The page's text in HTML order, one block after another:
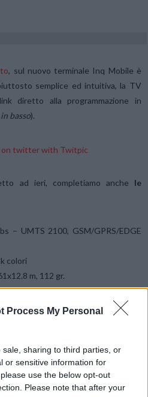
Process My Personal
sharing to third parties, or
or sensitive information for
use the below opt-out
Please note that after your
, sul nuovo terminale Inq Mobile è
semplice ed intuitiva, la TV
diretto alla programmazione in
basso).
ad ieri, completiamo anche le
– UMTS 2100, GSM/GPRS/EDGE
colori
m, 112 gr.
3.2 Mpixel
2.0
audio (AMR-NB, wav, MP3, aac, e-